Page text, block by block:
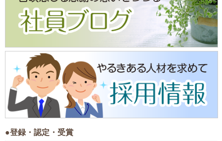
●登録・認定・受賞